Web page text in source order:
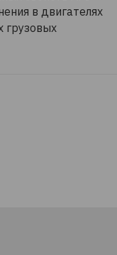
в двигателях
грузовых